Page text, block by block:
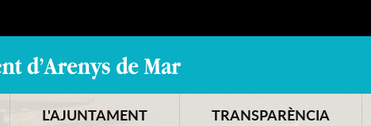
L'AJUNTAMENT TRANSPARÈNCIA